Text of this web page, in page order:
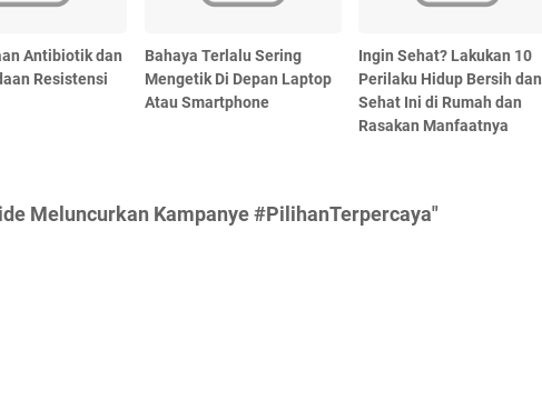
Antibiotik dan
Resistensi
Bahaya Terlalu Sering
Mengetik Di Depan Laptop
Atau Smartphone
Ingin Sehat? Lakukan 10
Perilaku Hidup Bersih dan
Sehat Ini di Rumah dan
Rasakan Manfaatnya
Meluncurkan Kampanye #PilihanTerpercaya"